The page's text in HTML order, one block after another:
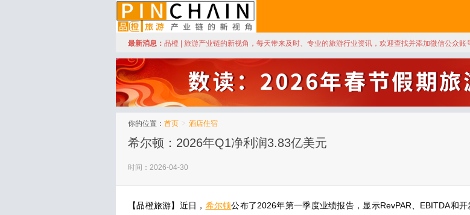
品橙旅游
最新消息： 品橙 | 旅游产业链的新视角，每天带来及时、专业的旅游行业资讯，欢迎查找并添加微信公众账
你的位置： 首页 > 酒店住宿
希尔顿：2026年Q1净利润3.83亿美元
时间：2026-04-30
【品橙旅游】近日， 希尔顿公布了2026年第一季度业绩报告，显示RevPAR、EBITDA和开